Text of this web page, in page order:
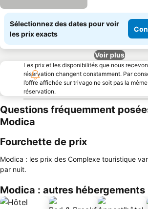
Sélectionnez des dates pour voir
les prix exacts
Voir plus
Les prix et les disponibilités que nous
réservation changent constamment. Par
l’offre affichée sur trivago ne soit pas la
réservation.
Questions fréquemment
Modica
Fourchette de prix
Modica : les prix des Complexe touristique
par nuit.
Modica : autres hébergements